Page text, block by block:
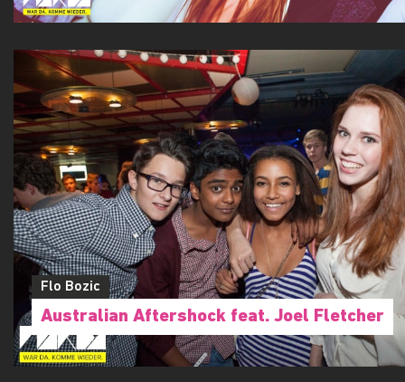
Flo Bozic
Australian Aftershock feat. Joel Fletcher